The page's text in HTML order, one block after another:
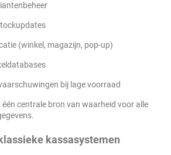
(winkel, magazijn, pop-up)
bij lage voorraad
centrale bron van waarheid voor alle
kassasystemen